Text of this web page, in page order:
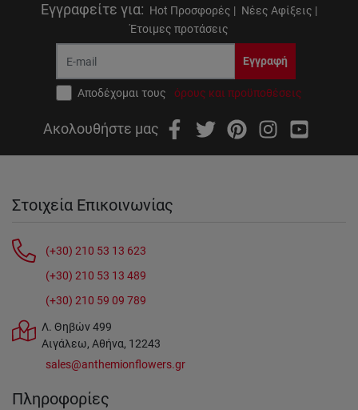
Εγγραφείτε για: Hot Προσφορές | Νέες Αφίξεις |
Έτοιμες προτάσεις
Εγγραφή
Αποδέχομαι τους όρους και προϋποθέσεις
Ακολουθήστε μας
Στοιχεία Επικοινωνίας
(+30) 210 53 13 623
(+30) 210 53 13 489
(+30) 210 59 09 789
Λ. Θηβών 499
Αιγάλεω, Αθήνα, 12243
sales@anthemionflowers.gr
Πληροφορίες